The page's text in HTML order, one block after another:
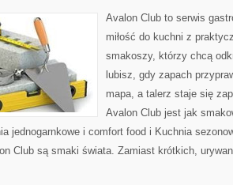
Avalon Club to serwis
miłość do kuchni z
smakoszy, którzy chcą
lubisz, gdy zapach
mapa, a talerz staje się
Avalon Club jest jak
jednogarnkowe i comfort food i Kuchnia
Club są smaki świata. Zamiast krótkich,